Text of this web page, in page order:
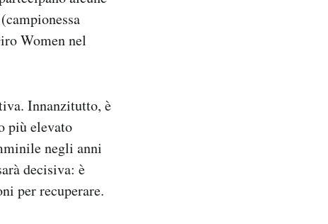
Women nel
Innanzitutto, è
più elevato
negli anni
decisiva: è
per recuperare.